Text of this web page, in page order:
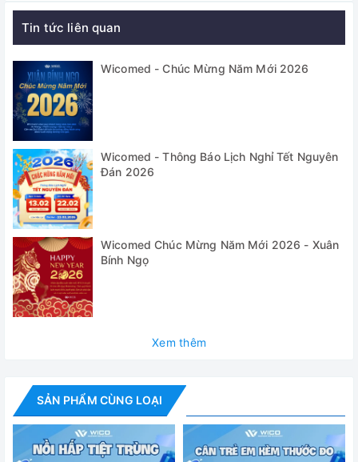
chuẩn công nghiệp, hiệu suất và tuổi thọ được nâng cao
đáng kể so với mẫu thông thường.
✅ Bộ điều khiển thân thiện đễ sử dụng với các chức năng:
Gia nhiệt tôi đa 100 độ C, Cài đặt thời gian 0 đến 9 giờ 59
phút, điều chỉnh mức công suất siêu âm 0-100%...
✅ Ngoài ra khách hàng có thể lựa chọn thêm 1 số tính năng
(option) khi đặt hàng như: Nâng rỏ tự động, hệ thống xả
tràn, lọc tuần hoàn...
Ứng dụng:
✅ Công nghiệp xử lý phun bề mặt:(làm sạch các chất
đính kèm: dầu, phoi cơ học, chất mài mòn, bụi, sáp đánh
Tin tức liên quan
Wicomed - Chúc Mừng Năm Mới 2026
Wicomed - Thông Báo Lịch Nghỉ Tết Nguyên
Đán 2026
Wicomed Chúc Mừng Năm Mới 2026 - Xuân
Bính Ngọ
Xem thêm
SẢN PHẨM CÙNG LOẠI